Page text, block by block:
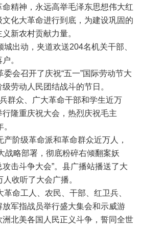
精神，永远高举毛泽东思想伟大红
化大革命进行到底，为建设巩固的
新农村贡献力量。
出动，夹道欢送204名机关干部、
。
会召开了庆祝“五一”国际劳动节大
劳动人民团结战斗的节日。
群众、广大革命干部和学生近万
行隆重庆祝大会，热烈庆祝毛主
阶级革命派和革命群众近万人，
战略部署，彻底粉碎右倾翻案妖
击斗争大会”。县广播站播送了大
收听了大会广播。
命工人、农民、干部、红卫兵、
军指战员举行盛大集会和示威游
北美各国人民正义斗争，誓同全世